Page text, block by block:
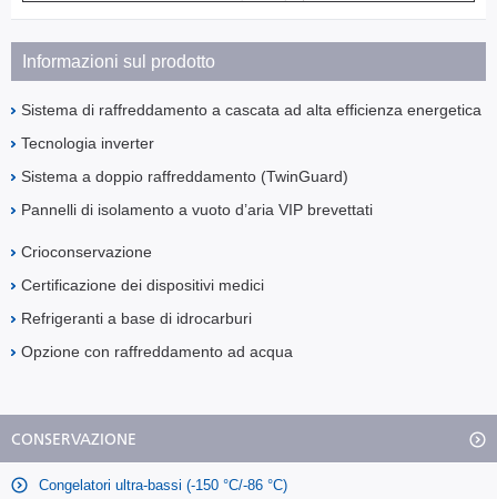
Informazioni sul prodotto
Sistema di raffreddamento a cascata ad alta efficienza energetica
Tecnologia inverter
Sistema a doppio raffreddamento (TwinGuard)
Pannelli di isolamento a vuoto d’aria VIP brevettati
Crioconservazione
Certificazione dei dispositivi medici
Refrigeranti a base di idrocarburi
Opzione con raffreddamento ad acqua
CONSERVAZIONE
Congelatori ultra-bassi (-150 °C/-86 °C)